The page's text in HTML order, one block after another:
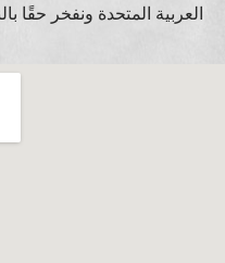
العربية المتحدة ونفخر حقًا